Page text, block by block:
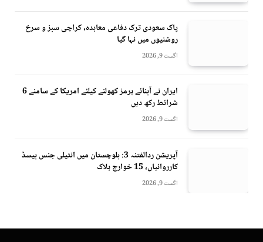
پاک سعودی ترک دفاعی معاہدہ، کراچی سبز و سرخ
روشنیوں میں نہا گیا
اگست 9, 2026
ایران نے آبنائے ہرمز کھولنے کیلئے امریکا کے سامنے 6
شرائط رکھ دیں
اگست 9, 2026
آپریشن ردالفتنہ 3: بلوچستان میں انٹیلی جنس بیسڈ
کارروائیاں، 15 خوارج ہلاک
اگست 9, 2026